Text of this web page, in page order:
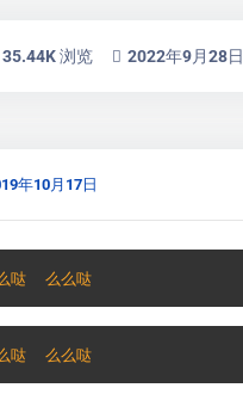
35.44K 浏览 2022年9月28日
年10月17日
哒  么么哒
哒  么么哒